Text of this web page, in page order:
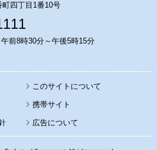
四丁目1番10号
前8時30分～午後5時15分
このサイトについて
携帯サイト
広告について